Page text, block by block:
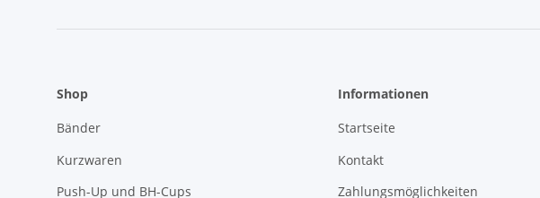
Shop
Bänder
Kurzwaren
Push-Up und BH-Cups
Informationen
Startseite
Kontakt
Zahlungsmöglichkeiten